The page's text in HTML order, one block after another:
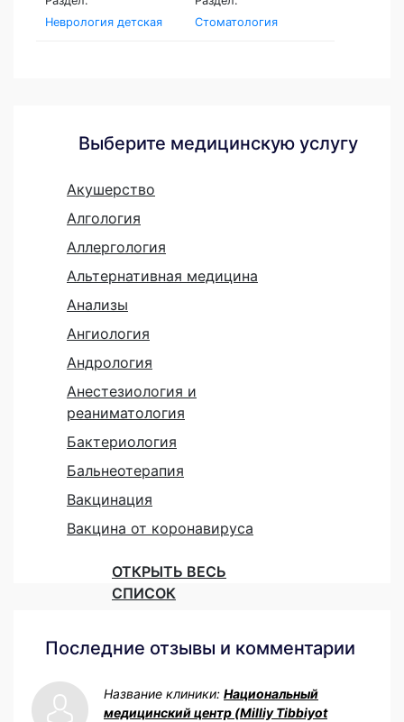
Неврология детская
Стоматология
Выберите медицинскую услугу
Акушерство
Алгология
Аллергология
Альтернативная медицина
Анализы
Ангиология
Андрология
Анестезиология и
реаниматология
Бактериология
Бальнеотерапия
Вакцинация
Вакцина от коронавируса
ОТКРЫТЬ ВЕСЬ
СПИСОК
Последние отзывы и комментарии
Название клиники: Национальный
медицинский центр (Milliy Tibbiyot